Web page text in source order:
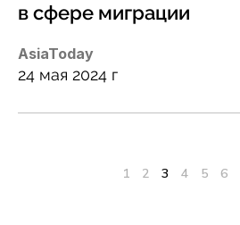
в сфере миграции
AsiaToday
24 мая 2024 г
1 2 3 4 5 6